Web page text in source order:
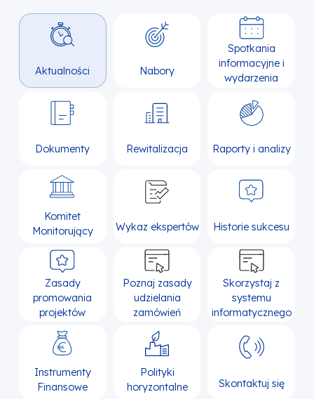
Aktualności Nabory
Spotkania
informacyjne i
wydarzenia
Dokumenty Rewitalizacja Raporty i analizy
Komitet
Monitorujący
Wykaz ekspertów Historie sukcesu
Zasady
promowania
projektów
Poznaj zasady
udzielania
zamówień
Skorzystaj z
systemu
informatycznego
Instrumenty
Finansowe
Polityki
horyzontalne
Skontaktuj się